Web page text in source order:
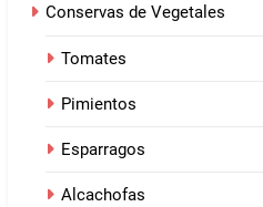
Conservas de Vegetales
Tomates
Pimientos
Esparragos
Alcachofas